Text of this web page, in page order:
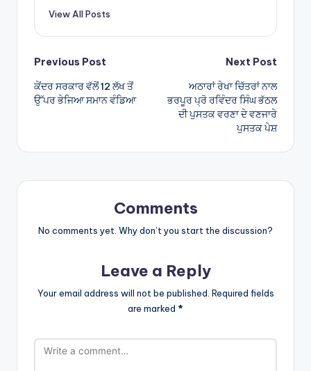
p
View All Posts
Post
navigation
Previous Post
ਕੇਂਦਰ ਸਰਕਾਰ ਵੱਲੋਂ 12 ਲੱਖ ਤੋਂ
ਉੱਪਰ ਭੇਜਿਆ ਸਮਾਨ ਵੰਡਿਆ
Next Post
ਅਠਾਰਾਂ ਰੇਖਾ ਚਿੱਤਰਾਂ ਨਾਲ
ਭਰਪੂਰ ਪ੍ਰੋ ਰਵਿੰਦਰ ਸਿੰਘ ਭੱਠਲ
ਦੀ ਪੁਸਤਕ ਵਰਣਾ ਦੇ ਵਣਜਾਰੇ
ਪੁਸਤਕ ਪੇਸ਼
Comments
No comments yet. Why don’t you start the discussion?
Leave a Reply
Your email address will not be published. Required fields
are marked *